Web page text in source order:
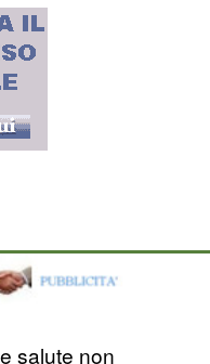
salute non